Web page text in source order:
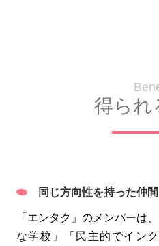
得られ
同じ方向性を持った仲間
「エンタク」のメンバーは
な学校」「民主的でイン